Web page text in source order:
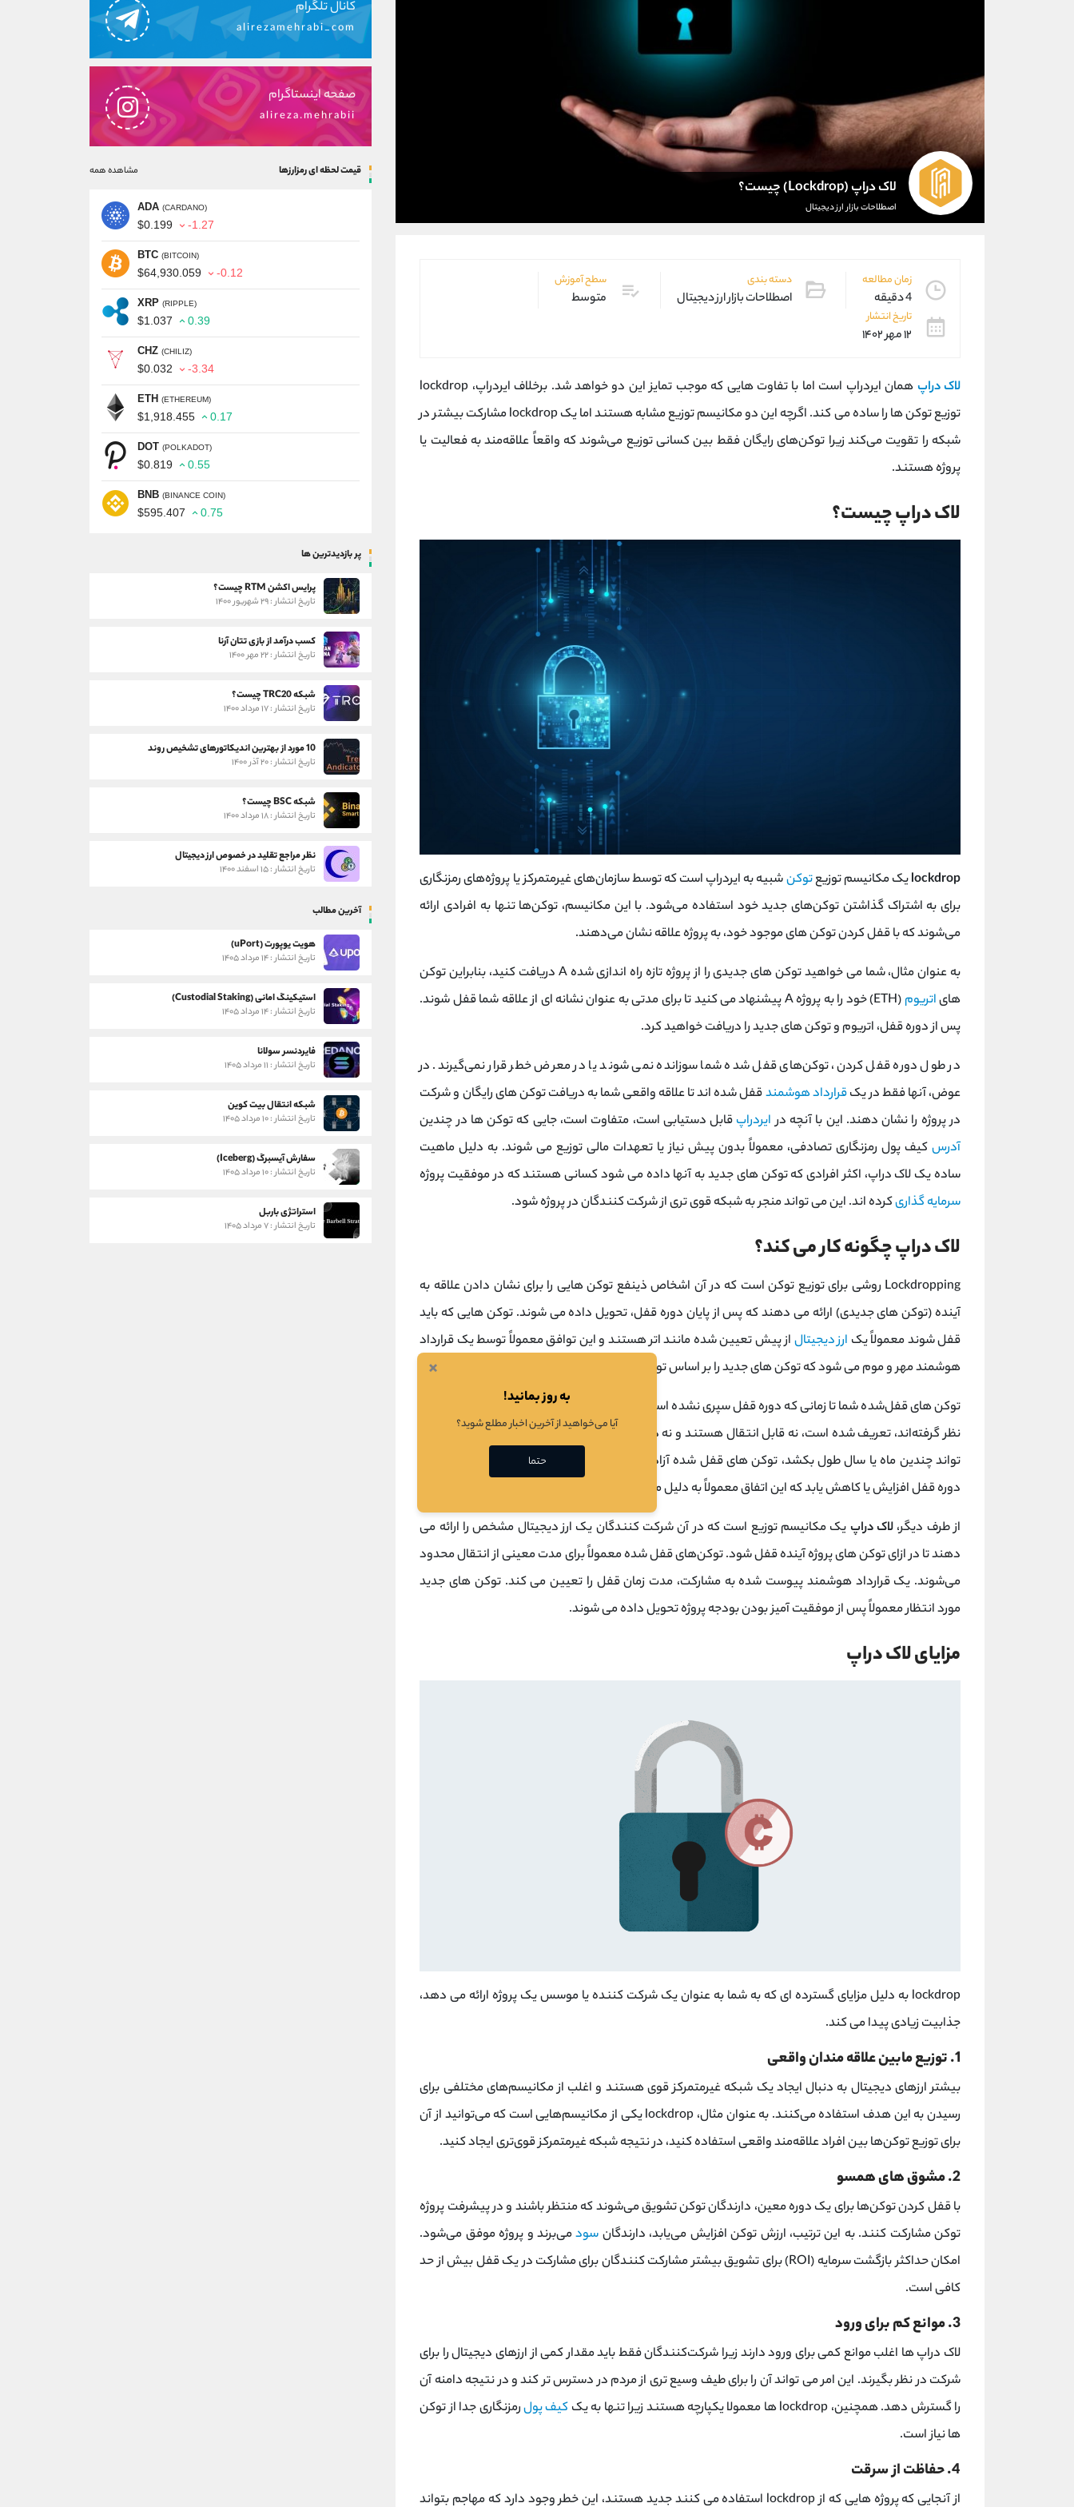
لاک دراپ (Lockdrop) چیست؟
اصطلاحات بازار ارز دیجیتال
زمان مطالعه
4 دقیقه
دسته بندی
اصطلاحات بازار ارز دیجیتال
سطح آموزش
متوسط
تاریخ انتشار
۱۲ مهر ۱۴۰۲
لاک دراپ
همان ایردراپ است اما با تفاوت هایی که موجب تمایز این دو خواهد شد. برخلاف ایردراپ، lockdrop
توزیع توکن ها را ساده می کند. اگرچه این دو مکانیسم توزیع مشابه هستند اما یک lockdrop مشارکت بیشتر در
شبکه را تقویت می‌کند زیرا توکن‌های رایگان فقط بین کسانی توزیع می‌شوند که واقعاً علاقه‌مند به فعالیت یا
پروژه هستند.
لاک دراپ چیست؟
lockdropیک مکانیسم توزیعتوکنشبیه به ایردراپ است که توسط سازمان‌های غیرمتمرکز یا پروژه‌های رمزنگاری
برای به اشتراک گذاشتن توکن‌های جدید خود استفاده می‌شود. با این مکانیسم، توکن‌ها تنها به افرادی ارائه
می‌شوند که با قفل کردن توکن‌ های موجود خود، به پروژه علاقه نشان می‌دهند.
به عنوان مثال، شما می خواهید توکن های جدیدی را از پروژه تازه راه اندازی شده A دریافت کنید، بنابراین توکن
هایاتریوم
(ETH) خود را به پروژه A پیشنهاد می کنید تا برای مدتی به عنوان نشانه ای از علاقه شما قفل شوند.
پس از دوره قفل، اتریوم و توکن های جدید را دریافت خواهید کرد.
در طول دوره قفل کردن، توکن‌های قفل شده شما سوزانده نمی شوند یا در معرض خطر قرار نمی‌گیرند. در
عوض، آنها فقط در یکقرارداد هوشمندقفل شده اند تا علاقه واقعی شما به دریافت توکن های رایگان و شرکت
در پروژه را نشان دهند. این با آنچه درایردراپ قابل دستیابی است، متفاوت است، جایی که توکن ها در چندین
آدرس کیف پول رمزنگاری تصادفی، معمولاً بدون پیش نیاز یا تعهدات مالی توزیع می شوند. به دلیل ماهیت
ساده یک لاک دراپ، اکثر افرادی که توکن های جدید به آنها داده می شود کسانی هستند که در موفقیت پروژه
سرمایه گذاریکرده اند. این می تواند منجر به شبکه قوی تری از شرکت کنندگان در پروژه شود.
لاک دراپ چگونه کار می کند؟
Lockdropping روشی برای توزیع توکن است که در آن اشخاص ذینفع توکن هایی را برای نشان دادن علاقه به
آینده (توکن های جدیدی) ارائه می دهند که پس از پایان دوره قفل، تحویل داده می شوند. توکن هایی که باید
قفل شوند معمولاً یک ارز دیجیتال از پیش تعیین شده مانند اتر هستند و این توافق معمولاً توسط یک قرارداد
هوشمند مهر و موم می شود که توکن های جدید را بر اساس توکن های قفل شده ضرب می کند.
توکن های قفل‌شده شما تا زمانی که دوره قفل سپری نشده است، همانطور که در قرارداد هوشمند که قفل را در
نظر گرفته‌اند، تعریف شده است، نه قابل انتقال هستند و نه دوباره فروخته می‌شوند. پس از دوره قفل که می
تواند چندین ماه یا سال طول بکشد، توکن های قفل شده آزاد می شوند. ارزش توکن ها ممکن است در طول
دوره قفل افزایش یا کاهش یابد که این اتفاق معمولاً به دلیل موفقیت پروژه و نوسانات
از طرف دیگر، لاک دراپ یک مکانیسم توزیع است که در آن شرکت کنندگان یک ارز دیجیتال مشخص را ارائه می
دهند تا در ازای توکن های پروژه آینده قفل شود. توکن‌های قفل شده معمولاً برای مدت معینی از انتقال محدود
می‌شوند. یک قرارداد هوشمند پیوست شده به مشارکت، مدت زمان قفل را تعیین می کند. توکن های جدید
مورد انتظار معمولاً پس از موفقیت آمیز بودن بودجه پروژه تحویل داده می شوند.
مزایای لاک دراپ
lockdrop به دلیل مزایای گسترده ای که به شما به عنوان یک شرکت کننده یا موسس یک پروژه ارائه می دهد،
جذابیت زیادی پیدا می کند.
1. توزیع مابین علاقه مندان واقعی
بیشتر ارزهای دیجیتال به دنبال ایجاد یک شبکه غیرمتمرکز قوی هستند و اغلب از مکانیسم‌های مختلفی برای
رسیدن به این هدف استفاده می‌کنند. به عنوان مثال، lockdrop یکی از مکانیسم‌هایی است که می‌توانید از آن
برای توزیع توکن‌ها بین افراد علاقه‌مند واقعی استفاده کنید، در نتیجه شبکه غیرمتمرکز قوی‌تری ایجاد کنید.
2. مشوق های همسو
با قفل کردن توکن‌ها برای یک دوره معین، دارندگان توکن تشویق می‌شوند که منتظر باشند و در پیشرفت پروژه
توکن مشارکت کنند. به این ترتیب، ارزش توکن افزایش می‌یابد، دارندگان سودمی‌برند و پروژه موفق می‌شود.
امکان حداکثر بازگشت سرمایه (ROI) برای تشویق بیشتر مشارکت کنندگان برای مشارکت در یک قفل بیش از حد
کافی است.
3. موانع کم برای ورود
لاک دراپ ها اغلب موانع کمی برای ورود دارند زیرا شرکت‌کنندگان فقط باید مقدار کمی از ارزهای دیجیتال را برای
شرکت در نظر بگیرند. این امر می تواند آن را برای طیف وسیع تری از مردم در دسترس تر کند و در نتیجه دامنه آن
را گسترش دهد. همچنین، lockdrop ها معمولا یکپارچه هستند زیرا تنها به یک
کیف پولرمزنگاری جدا از توکن
ها نیاز است.
4. حفاظت از سرقت
از آنجایی که پروژه هایی که از lockdrop استفاده می کنند جدید هستند، این خطر وجود دارد که مهاجم بتواند
کانال تلگرام
alirezamehrabi_com
صفحه اینستاگرام
alireza.mehrabii
قیمت لحظه ای رمزارزها مشاهده همه
ADA (CARDANO)
$0.199 -1.27
BTC (BITCOIN)
$64,930.059 -0.12
XRP (RIPPLE)
$1.037 0.39
CHZ (CHILIZ)
$0.032 -3.34
ETH (ETHEREUM)
$1,918.455 0.17
DOT (POLKADOT)
$0.819 0.55
BNB (BINANCE COIN)
$595.407 0.75
پر بازدیدترین ها
پرایس اکشن RTM چیست؟
تاریخ انتشار : ۲۹ شهریور ۱۴۰۰
کسب درآمد از بازی تتان آرنا
تاریخ انتشار : ۲۲ مهر ۱۴۰۰
شبکه TRC20 چیست؟
تاریخ انتشار : ۱۷ مرداد ۱۴۰۰
10 مورد از بهترین اندیکاتورهای تشخیص روند
تاریخ انتشار : ۲۰ آذر ۱۴۰۰
شبکه BSC چیست؟
تاریخ انتشار : ۱۸ مرداد ۱۴۰۰
نظر مراجع تقلید در خصوص ارز دیجیتال
تاریخ انتشار : ۱۵ اسفند ۱۴۰۰
آخرین مطالب
هویت یوپورت (uPort)
تاریخ انتشار : ۱۴ مرداد ۱۴۰۵
استیکینگ امانی (Custodial Staking)
تاریخ انتشار : ۱۴ مرداد ۱۴۰۵
فایردنسر سولانا
تاریخ انتشار : ۱۱ مرداد ۱۴۰۵
شبکه انتقال بیت کوین
تاریخ انتشار : ۱۰ مرداد ۱۴۰۵
سفارش آیسبرگ (Iceberg)
تاریخ انتشار : ۱۰ مرداد ۱۴۰۵
استراتژی باربل
تاریخ انتشار : ۷ مرداد ۱۴۰۵
×
به روز بمانید!
آیا می‌خواهید از آخرین اخبار مطلع شوید؟
حتما